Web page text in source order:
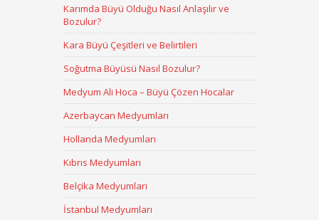
Karımda Büyü Olduğu Nasıl Anlaşılır ve
Bozulur?
Kara Büyü Çeşitleri ve Belirtileri
Soğutma Büyüsü Nasıl Bozulur?
Medyum Ali Hoca – Büyü Çözen Hocalar
Azerbaycan Medyumları
Hollanda Medyumları
Kıbrıs Medyumları
Belçika Medyumları
İstanbul Medyumları